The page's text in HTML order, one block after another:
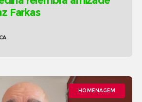
Farkas
HOMENAGEM